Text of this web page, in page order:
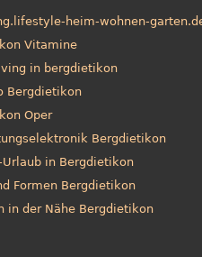
heim-wohnen-
Vitamine
in bergdietikon
Bergdietikon
Oper
Bergdietikon
Urlaub in Bergdietikon
Formen Bergdietikon
in der Nähe Bergdietikon